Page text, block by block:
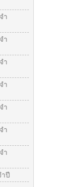
ำ
ำ
ำ
ำ
ำ
ำ
ำ
ปี